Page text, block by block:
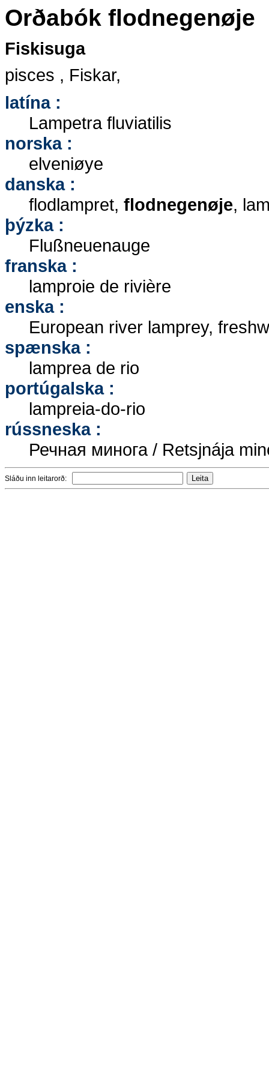
Orðabók flodnegenøje
Fiskisuga
pisces , Fiskar,
latína :
Lampetra fluviatilis
norska :
elveniøye
danska :
flodlampret, flodnegenøje,
þýzka :
Flußneuenauge
franska :
lamproie de rivière
enska :
European river lamprey,
spænska :
lamprea de rio
portúgalska :
lampreia-do-rio
rússneska :
Речная минога / Retsjnája
Sláðu inn leitarorð: